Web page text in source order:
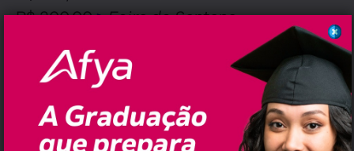
R$ 300,00> Feira de Santana
Santo Antônio de Jesus
R$ 300,00> Itapetinga
R$ 296,00> Salvador